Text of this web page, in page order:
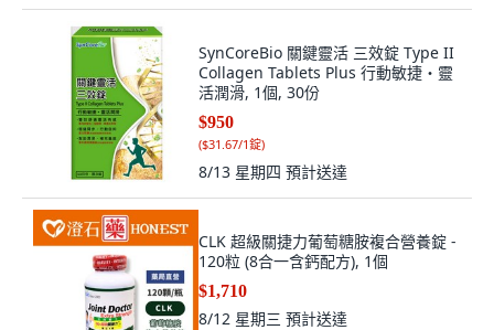
SynCoreBio 關鍵靈活 三效錠 Type II
Collagen Tablets Plus 行動敏捷・靈
活潤滑, 1個, 30份
$950
($31.67/1錠)
8/13 星期四 預計送達
CLK 超級關捷力葡萄糖胺複合營養錠 -
120粒 (8合一含鈣配方), 1個
$1,710
8/12 星期三 預計送達